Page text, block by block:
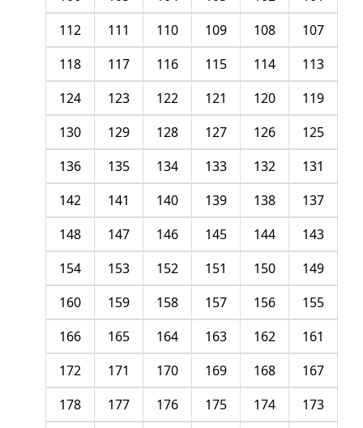
107
108
109
110
111
112
113
114
115
116
117
118
119
120
121
122
123
124
125
126
127
128
129
130
131
132
133
134
135
136
137
138
139
140
141
142
143
144
145
146
147
148
149
150
151
152
153
154
155
156
157
158
159
160
161
162
163
164
165
166
167
168
169
170
171
172
173
174
175
176
177
178